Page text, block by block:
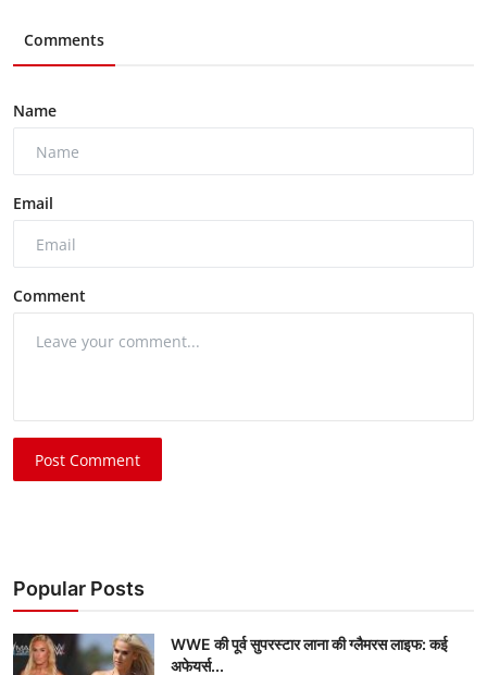
Comments
Name
Email
Comment
Post Comment
Popular Posts
WWE की पूर्व सुपरस्टार लाना की ग्लैमरस लाइफ: कई
अफेयर्स...